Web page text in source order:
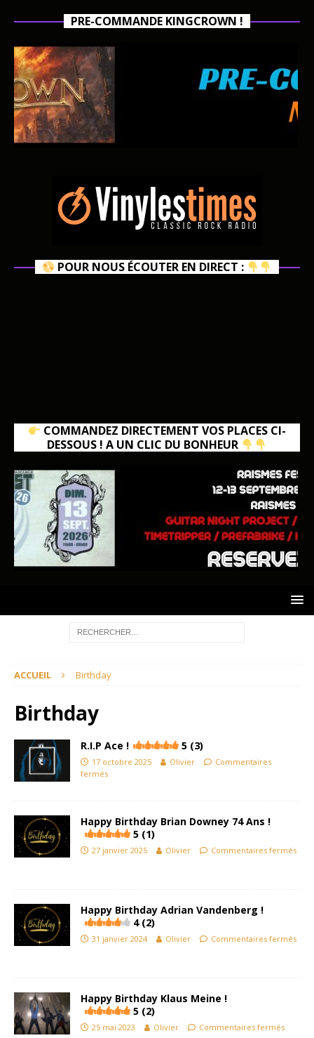
PRE-COMMANDE KINGCROWN !
POUR NOUS ÉCOUTER EN DIRECT :
COMMANDEZ DIRECTEMENT VOS PLACES CI-
DESSOUS ! A UN CLIC DU BONHEUR
ACCUEIL Birthday
Birthday
R.I.P Ace ! 5 (3)
17 octobre 2025 Olivier
Commentaires
fermés
Happy Birthday Brian Downey 74 Ans !
5 (1)
27 janvier 2025 Olivier Commentaires fermés
Happy Birthday Adrian Vandenberg !
4 (2)
31 janvier 2024 Olivier Commentaires fermés
Happy Birthday Klaus Meine !
5 (2)
25 mai 2023 Olivier Commentaires fermés